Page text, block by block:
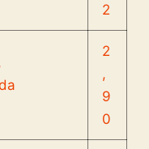
2
2
,
9
0